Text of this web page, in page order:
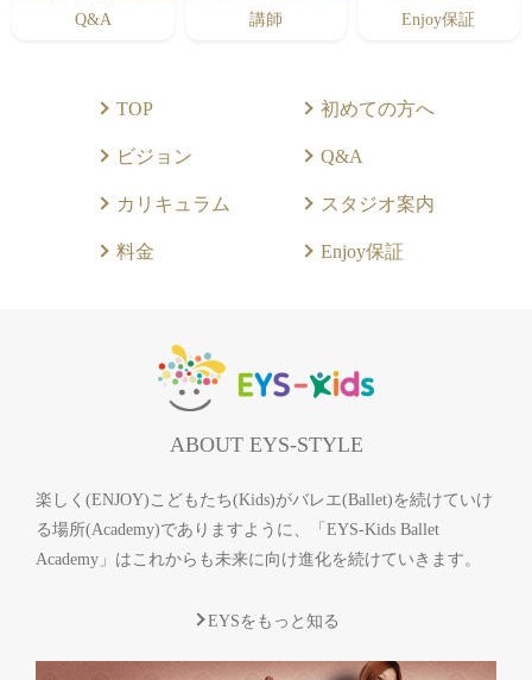
Q&A 講師 Enjoy保証
TOP
ビジョン
カリキュラム
料金
初めての方へ
Q&A
スタジオ案内
Enjoy保証
ABOUT EYS-STYLE
楽しく(ENJOY)こどもたち(Kids)がバレエ(Ballet)を続けていけ
る場所(Academy)でありますように、「EYS-Kids Ballet
Academy」はこれからも未来に向け進化を続けていきます。
EYSをもっと知る